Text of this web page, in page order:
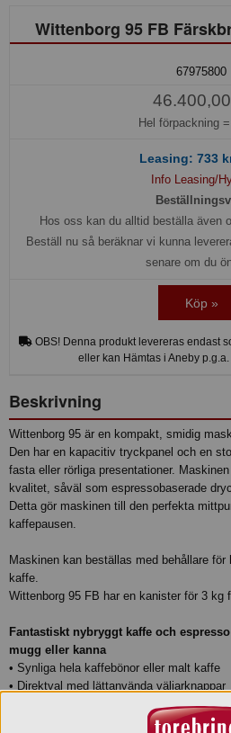
Wittenborg 95 FB
67975800
Hel förpackning =
Leasing: 733
Info Leasing/
Hos oss kan du alltid beställa även
Beställ nu så beräknar vi kunna
senare om du
Köp »
OBS! Denna produkt levereras endast
eller kan Hämtas i Aneby
Beskrivning
Wittenborg 95 är en kompakt, smidig
Den har en kapacitiv tryckpanel och en
fasta eller rörliga presentationer.
kvalitet, såväl som espressobaserade
Detta gör maskinen till den perfekta
kaffepausen.
Maskinen kan beställas med behållare
kaffe.
Wittenborg 95 FB har en kanister för 3 kg
Fantastiskt nybryggt kaffe och
mugg eller kanna
• Synliga hela kaffebönor eller malt kaffe
• Direktval med lättanvända väljarknappar
• Strömlinjeformad design som passar in